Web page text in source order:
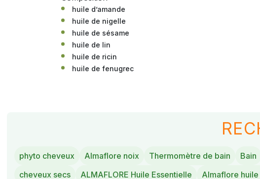
huile d’amande
huile de nigelle
huile de sésame
huile de lin
huile de ricin
huile de fenugrec
phyto cheveux Almaflore noix Thermomètre de bain Bain
cheveux secs
ALMAFLORE Huile Essentielle Almaflore